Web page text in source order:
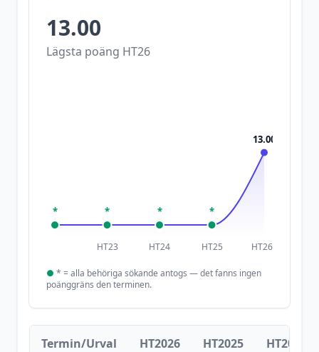
13.00
Lägsta poäng HT26
HT23 HT24 HT25 HT26
* * * *
13.00
● * = alla behöriga sökande antogs — det fanns ingen
poänggräns den terminen.
Termin/Urval HT2026 HT2025 HT2024